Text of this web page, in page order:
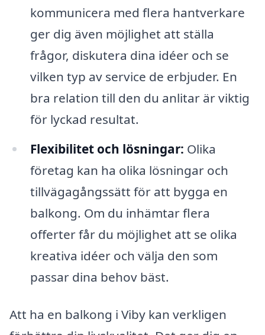
kommunicera med flera hantverkare
ger dig även möjlighet att ställa
frågor, diskutera dina idéer och se
vilken typ av service de erbjuder. En
bra relation till den du anlitar är viktig
för lyckad resultat.
Flexibilitet och lösningar: Olika
företag kan ha olika lösningar och
tillvägagångssätt för att bygga en
balkong. Om du inhämtar flera
offerter får du möjlighet att se olika
kreativa idéer och välja den som
passar dina behov bäst.
Att ha en balkong i Viby kan verkligen